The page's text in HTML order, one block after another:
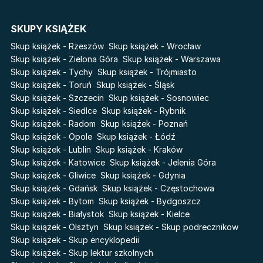
Pamiętniki Wampirów
Basia. Wielka księga.
Poznawaj świat z Basią
The Hazel Wood
Zmierzch
Faye
Katie Maguire
Liceum Freuda
Sherlock Holmes Society
Światy Pilipiuka
Cień od wschodu
Przebudzenie powietrza
Pieśń Lwicy
Akademia wampirów
Karneval
Baśń o złamanym sercu
Prosta zabawa
SKUPY KSIĄŻEK
Skup książek - Rzeszów Skup książek - Wrocław
Skup książek - Zielona Góra Skup książek - Warszawa
Skup książek - Tychy Skup książek - Trójmiasto
Skup książek - Toruń Skup książek - Śląsk
Skup książek - Szczecin Skup książek - Sosnowiec
Skup książek - Siedlce Skup książek - Rybnik
Skup książek - Radom Skup książek - Poznań
Skup książek - Opole Skup książek - Łódź
Skup książek - Lublin Skup książek - Kraków
Skup książek - Katowice Skup książek - Jelenia Góra
Skup książek - Gliwice Skup książek - Gdynia
Skup książek - Gdańsk Skup książek - Częstochowa
Skup książek - Bytom Skup książek - Bydgoszcz
Skup książek - Białystok Skup książek - Kielce
Skup książek - Olsztyn Skup książek - Skup podrecznikow
Skup książek - Skup encyklopedii
Skup książek - Skup lektur szkolnych